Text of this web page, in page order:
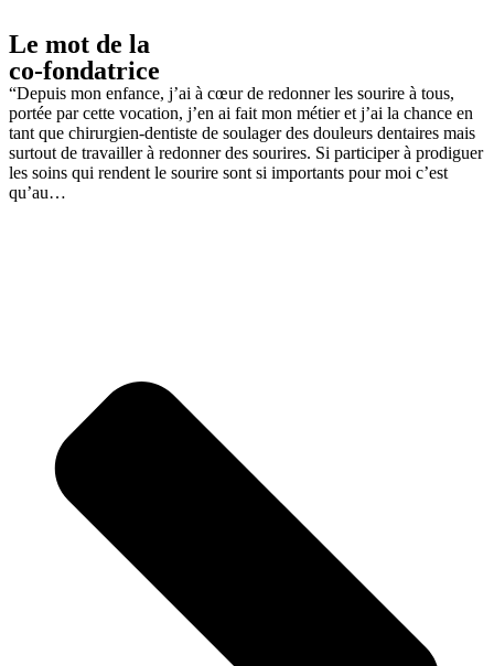
Le mot de la
co-fondatrice
“Depuis mon enfance, j’ai à cœur de redonner les sourire à tous,
portée par cette vocation, j’en ai fait mon métier et j’ai la chance en
tant que chirurgien-dentiste de soulager des douleurs dentaires mais
surtout de travailler à redonner des sourires. Si participer à prodiguer
les soins qui rendent le sourire sont si importants pour moi c’est
qu’au…